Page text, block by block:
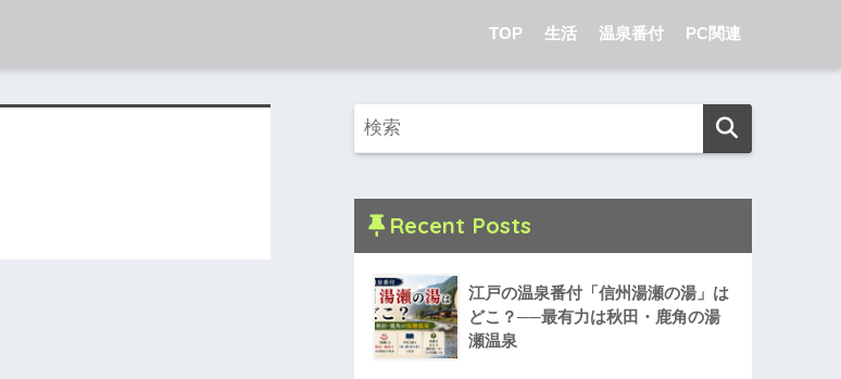
TOP 生活 温泉番付 PC関連
Recent Posts
江戸の温泉番付「信州湯瀬の湯」は
どこ？──最有力は秋田・鹿角の湯
瀬温泉